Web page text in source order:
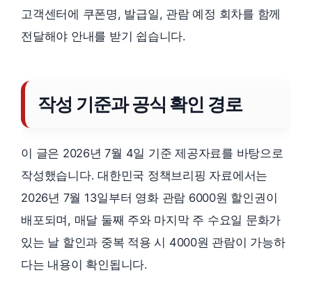
고객센터에 쿠폰명, 발급일, 관람 예정 회차를 함께
전달해야 안내를 받기 쉽습니다.
작성 기준과 공식 확인 경로
이 글은 2026년 7월 4일 기준 제공자료를 바탕으로
작성했습니다. 대한민국 정책브리핑 자료에서는
2026년 7월 13일부터 영화 관람 6000원 할인권이
배포되며, 매달 둘째 주와 마지막 주 수요일 문화가
있는 날 할인과 중복 적용 시 4000원 관람이 가능하
다는 내용이 확인됩니다.